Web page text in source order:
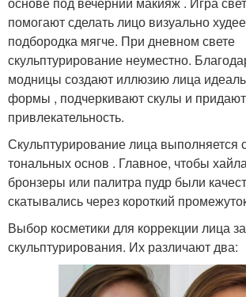
помогают сделать лицо визуально
подбородка мягче. При дневном свете
скульптурирование неуместно.
модницы создают иллюзию лица
формы , подчеркивают скулы и
привлекательность.
Скульптурирование лица
тональных основ . Главное, чтобы
бронзеры или палитра пудр были
скатывались через короткий
Выбор косметики для коррекции лица
скульптурирования. Их различают два: